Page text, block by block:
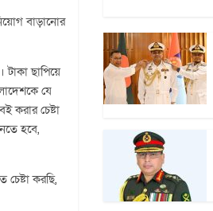
বাড়ানোর
টাকা ছাপিয়ে
যে
করার চেষ্টা
হবে,
করছি,